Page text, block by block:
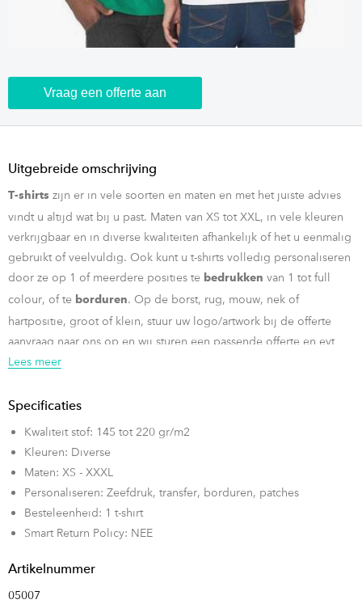
Vraag een offerte aan
Uitgebreide omschrijving
T-shirts zijn er in vele soorten en maten en met het juiste advies
vindt u altijd wat bij u past. Maten van XS tot XXL, in vele kleuren
verkrijgbaar en in diverse kwaliteiten afhankelijk of het u eenmalig
gebruikt of veelvuldig. Ook kunt u t-shirts volledig personaliseren
door ze op 1 of meerdere posities te bedrukken van 1 tot full
colour, of te borduren. Op de borst, rug, mouw, nek of
hartpositie, groot of klein, stuur uw logo/artwork bij de offerte
aanvraag naar ons op en wij sturen een passende offerte en evt
drukvoorbeeld van een t-shirt!
Lees meer
Specificaties
Kwaliteit stof: 145 tot 220 gr/m2
Kleuren: Diverse
Maten: XS - XXXL
Personaliseren: Zeefdruk, transfer, borduren, patches
Besteleenheid: 1 t-shirt
Smart Return Policy: NEE
Artikelnummer
05007